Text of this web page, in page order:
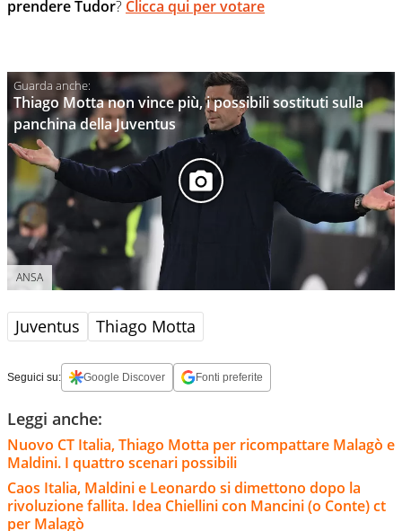
prendere Tudor? Clicca qui per votare
Thiago Motta non vince più, i possibili sostituti sulla
panchina della Juventus
ANSA
Juventus Thiago Motta
Seguici su: Google Discover Fonti preferite
Leggi anche:
Nuovo CT Italia, Thiago Motta per ricompattare Malagò e
Maldini. I quattro scenari possibili
Caos Italia, Maldini e Leonardo si dimettono dopo la
rivoluzione fallita. Idea Chiellini con Mancini (o Conte) ct
per Malagò